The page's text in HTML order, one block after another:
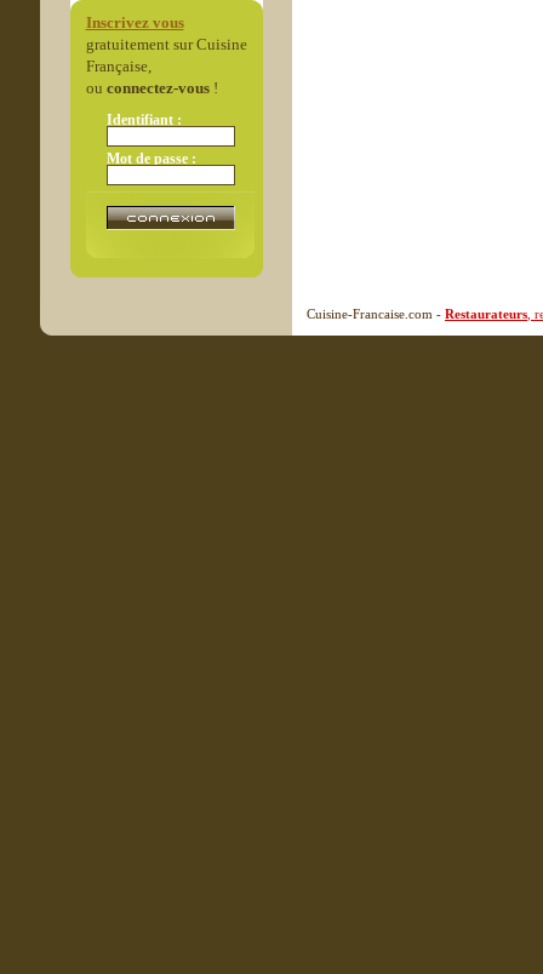
Inscrivez vous
gratuitement sur Cuisine
Française,
ou connectez-vous!
Identifiant :
Mot de passe :
Cuisine-Francaise.com - Restaurateurs ,